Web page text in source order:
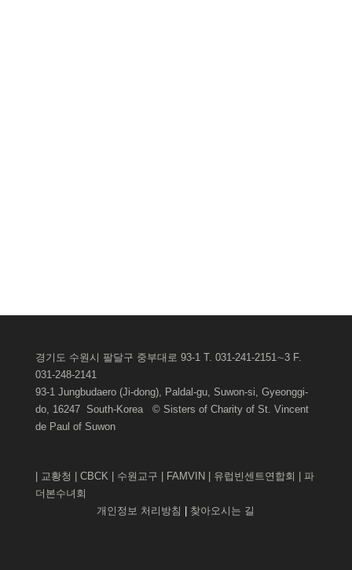
경기도 수원시 팔달구 중부대로 93-1 T. 031-241-2151∼3 F.
031-248-2141
93-1 Jungbudaero (Ji-dong), Paldal-gu, Suwon-si, Gyeonggi-
do, 16247 South-Korea © Sisters of Charity of St. Vincent
de Paul of Suwon
교황청 CBCK| 수원교구 FAMVIN 유럽빈센트연합회
파
더본수녀회
개인정보 처리방침
찾아오시는 길